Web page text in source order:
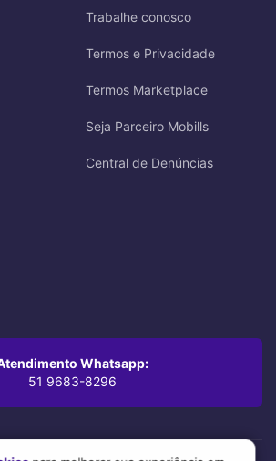
Trabalhe conosco
Termos e Privacidade
Termos Marketplace
Seja Parceiro Mobills
Central de Denúncias
Whatsapp:
51 9683-8296